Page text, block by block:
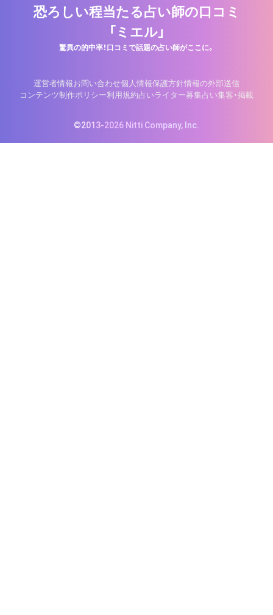
恐ろしい程当たる占い師の口コミ
「ミエル」
驚異の的中率！口コミで話題の占い師がここに。
運営者情報お問い合わせ個人情報保護方針情報の外部送信
コンテンツ制作ポリシー利用規約占いライター募集占い集客・掲載
©2013-2026 Nitti Company, Inc.